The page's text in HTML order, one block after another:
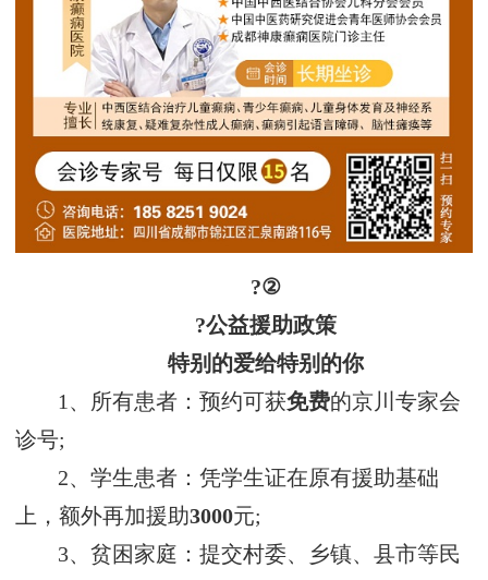
?②
?公益援助政策
特别的爱给特别的你
1、所有患者：预约可获免费的京川专家会
诊号;
2、学生患者：凭学生证在原有援助基础
上，额外再加援助3000元;
3、贫困家庭：提交村委、乡镇、县市等民